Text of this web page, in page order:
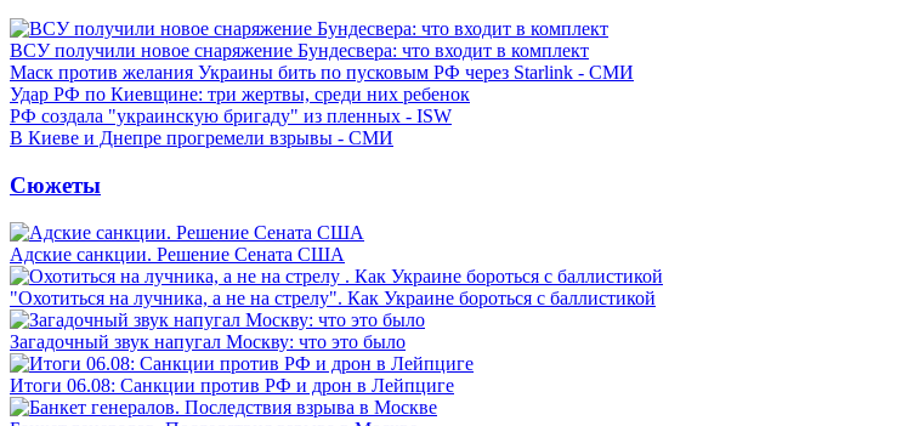
ВСУ получили новое снаряжение Бундесвера: что входит в комплект
Маск против желания Украины бить по пусковым РФ через Starlink - СМИ
Удар РФ по Киевщине: три жертвы, среди них ребенок
РФ создала "украинскую бригаду" из пленных - ISW
В Киеве и Днепре прогремели взрывы - СМИ
Сюжеты
Адские санкции. Решение Сената США
"Охотиться на лучника, а не на стрелу". Как Украине бороться с баллистикой
Загадочный звук напугал Москву: что это было
Итоги 06.08: Санкции против РФ и дрон в Лейпциге